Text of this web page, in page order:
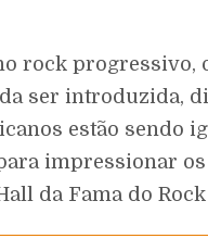
rock
ser introduzida,
estão sendo
impressionar
da Fama do